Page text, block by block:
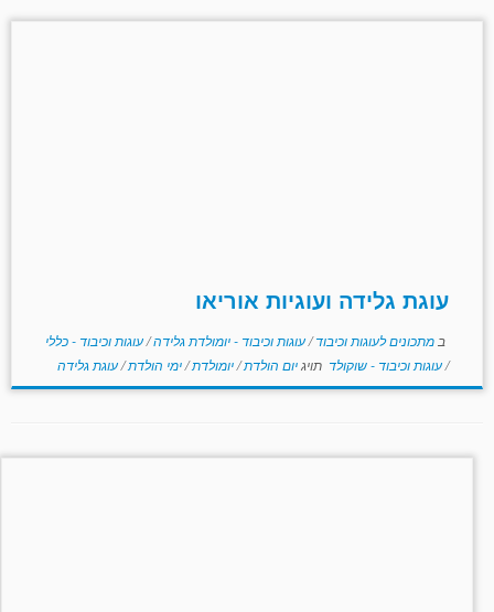
עוגת גלידה ועוגיות אוריאו
ב מתכונים לעוגות וכיבוד/עוגות וכיבוד - יומולדת גלידה/עוגות וכיבוד - כללי
/עוגות וכיבוד - שוקולד תויגיום הולדת/יומולדת/ימי הולדת/עוגת גלידה